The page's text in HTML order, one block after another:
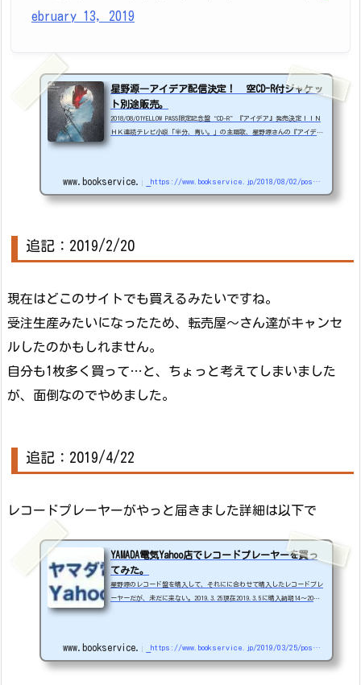
ebruary 13, 2019
星野源―アイデア配信決定！ 空CD-R付ジャケッ
ト別途販売。
2018/08/01YELLOW PASS限定記念盤“CD-R”『アイデア』発売決定！！Ｎ
ＨＫ連続テレビ小説「半分、青い。」の主題歌、星野源さんの『アイデ
係もあるのかもしれません。※同封の空CD-Rに焼いてください的なことの
www.bookservice.jp https://www.bookservice.jp/2018/08/02/post-1588
追記：2019/2/20
現在はどこのサイトでも買えるみたいですね。
受注生産みたいになったため、転売屋～さん達がキャンセ
ルしたのかもしれません。
自分も1枚多く買って…と、ちょっと考えてしまいました
が、面倒なのでやめました。
追記：2019/4/22
レコードプレーヤーがやっと届きました詳細は以下で
YAMADA電気Yahoo店でレコードプレーヤーを買っ
てみた。
星野源のレコード盤を購入して、それにに合わせて購入したレコードプレ
ーヤーだが、未だに来ない。2019.3.25現在2019.3.5に購入納期14～20日
ルってそんな感じなのか？うーん、どうしたものか...。ちなみに、商品
www.bookservice.jp https://www.bookservice.jp/2019/03/25/post-4044